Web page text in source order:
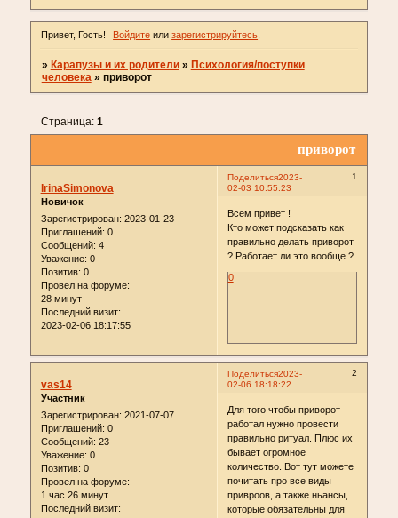
Привет, Гость! Войдите илизарегистрируйтесь
» Карапузы и их родители » Психология/поступки
человека » приворот
приворот
Страница: 1
Поделиться 1
2023-
02-03 10:55:23
IrinaSimonova
Новичок
Зарегистрирован: 2023-01-23
Приглашений: 0
Сообщений: 4
Уважение: 0
Позитив: 0
Провел на форуме:
28 минут
Последний визит:
2023-02-06 18:17:55
Всем привет !
Кто может подсказать как
правильно делать приворот
? Работает ли это вообще ?
0
Поделиться 2
2023-
02-06 18:18:22
vas14
Участник
Зарегистрирован: 2021-07-07
Приглашений: 0
Сообщений: 23
Уважение: 0
Позитив: 0
Провел на форуме:
1 час 26 минут
Последний визит:
Для того чтобы приворот
работал нужно провести
правильно ритуал. Плюс их
бывает огромное
количество. Вот тут можете
почитать про все виды
привроов, а также ньансы,
которые обязательны для